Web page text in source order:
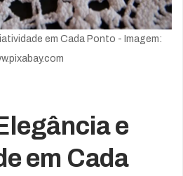
em Cada Ponto - Imagem:
e
em Cada